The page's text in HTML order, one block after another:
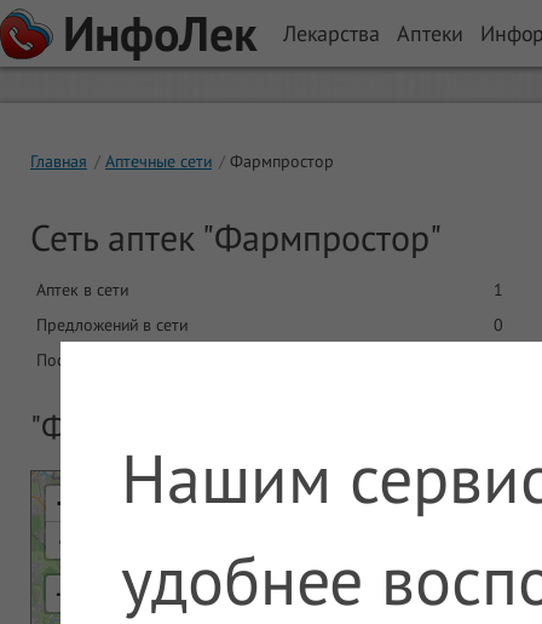
ИнфоЛек Лекарства Аптеки
Главная Аптечные сети Фармпростор
Сеть аптек "Фармпростор"
Аптек в сети
1
Предложений в сети
0
Последнее обновление
"Фармпростор" - все аптечные
+
-
⇢
Нашим
удобнее